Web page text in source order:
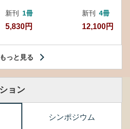
新刊 1冊
5,830円
新刊 4冊
12,100円
もっと見る
ョン
シンポジウム